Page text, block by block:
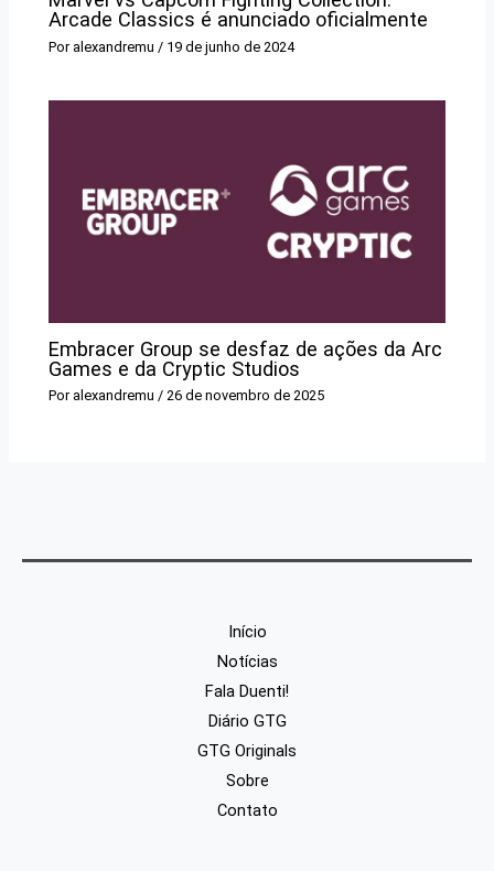
Arcade Classics é anunciado oficialmente
Por alexandremu / 19 de junho de 2024
Embracer Group se desfaz de ações da Arc
Games e da Cryptic Studios
Por alexandremu/26 de novembro de 2025
Início
Notícias
Fala Duenti!
Diário GTG
GTG Originals
Sobre
Contato